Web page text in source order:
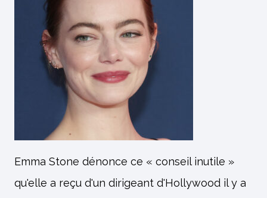
Emma Stone dénonce ce « conseil inutile »
qu'elle a reçu d'un dirigeant d'Hollywood il y a